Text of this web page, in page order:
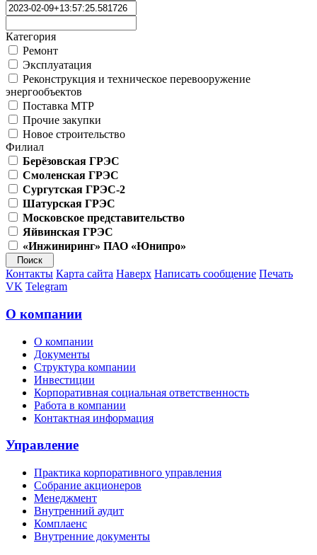
Категория
Ремонт
Эксплуатация
Реконструкция и техническое перевооружение
энергообъектов
Поставка МТР
Прочие закупки
Новое строительство
Филиал
Берёзовская ГРЭС
Смоленская ГРЭС
Сургутская ГРЭС-2
Шатурская ГРЭС
Московское представительство
Яйвинская ГРЭС
«Инжиниринг» ПАО «Юнипро»
Контакты Карта сайта Наверх Написать сообщение Печать
VK Telegram
О компании
О компании
Документы
Структура компании
Инвестиции
Корпоративная социальная ответственность
Работа в компании
Контактная информация
Управление
Практика корпоративного управления
Собрание акционеров
Менеджмент
Внутренний аудит
Комплаенс
Внутренние документы